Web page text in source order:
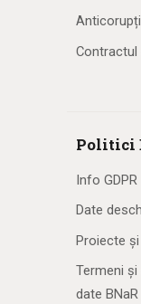
Politici
Info GDPR
Date
Proiecte
Termeni
date BNaR